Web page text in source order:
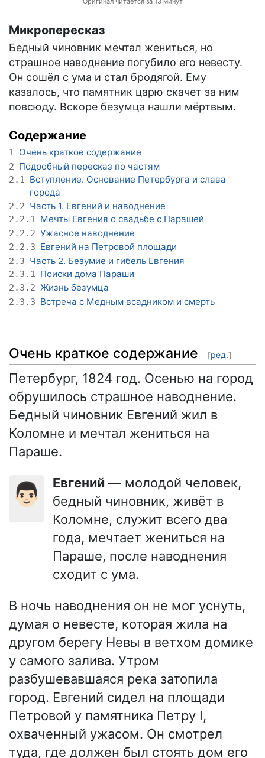
Микропересказ
Бедный чиновник мечтал жениться, но
страшное наводнение погубило его невесту.
Он сошёл с ума и стал бродягой. Ему
казалось, что памятник царю скачет за ним
повсюду. Вскоре безумца нашли мёртвым.
Содержание
1 Очень краткое содержание
2 Подробный пересказ по частям
2.1 Вступление. Основание Петербурга и слава
города
2.2 Часть 1. Евгений и наводнение
2.2.1 Мечты Евгения о свадьбе с Парашей
2.2.2 Ужасное наводнение
2.2.3 Евгений на Петровой площади
2.3 Часть 2. Безумие и гибель Евгения
2.3.1 Поиски дома Параши
2.3.2 Жизнь безумца
2.3.3 Встреча с Медным всадником и смерть
Очень краткое содержание [ред.]
Петербург, 1824 год. Осенью на город
обрушилось страшное наводнение.
Бедный чиновник Евгений жил в
Коломне и мечтал жениться на
Параше.
👨🏻 Евгений — молодой человек,
бедный чиновник, живёт в
Коломне, служит всего два
года, мечтает жениться на
Параше, после наводнения
сходит с ума.
В ночь наводнения он не мог уснуть,
думая о невесте, которая жила на
другом берегу Невы в ветхом домике
у самого залива. Утром
разбушевавшаяся река затопила
город. Евгений сидел на площади
Петровой у памятника Петру I,
охваченный ужасом. Он смотрел
туда, где должен был стоять дом его